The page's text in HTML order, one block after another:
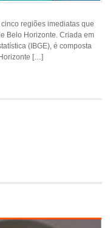
regiões imediatas que
Belo Horizonte. Criada em
(IBGE), é composta
[…]